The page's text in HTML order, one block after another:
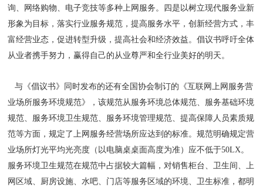
询、网络购物、电子竞技等多种上网服务。四是以树立现代服务业新
形象为目标，落实行业服务规范，提高服务水平，创新经营方式，丰
富经营业态，促进转型升级，提高社会和经济效益。倡议书呼吁全体
从业者携手努力，赢得自己的从业尊严和全行业美好的明天。
与《倡议书》同时发布的还有全国协会制订的《互联网上网服务营
业场所服务环境规范》，该规范从服务环境总体规范、服务基础环境
规范、服务环境卫生规范、服务环境管理规范、提高保障人员素质规
范等方面，规定了上网服务经营场所应达到的标准。规范明确规定营
业场所灯光平均光亮度（以电脑桌桌面高度为准）应不低于50LX。
服务环境卫生规范在规范中占据较大篇幅，对销售柜台、卫生间、上
网区域、厨房设施、水吧、门店等服务区域的环境、卫生标准，都明